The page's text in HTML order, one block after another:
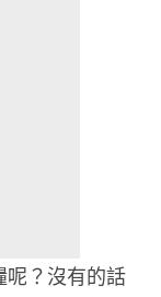
呢？沒有的話